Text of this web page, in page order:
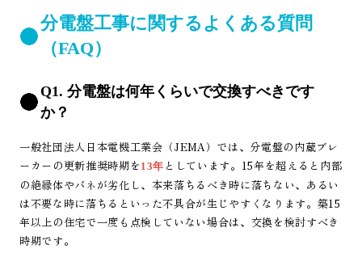
分電盤工事に関するよくある質問
（FAQ）
Q1. 分電盤は何年くらいで交換すべきです
か？
一般社団法人日本電機工業会（JEMA）では、分電盤の内蔵ブレ
ーカーの更新推奨時期を 13年 としています。15年を超えると内部
の絶縁体やバネが劣化し、本来落ちるべき時に落ちない、あるい
は不要な時に落ちるといった不具合が生じやすくなります。築15
年以上の住宅で一度も点検していない場合は、交換を検討すべき
時期です。